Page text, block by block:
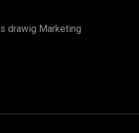
drawig Marketing